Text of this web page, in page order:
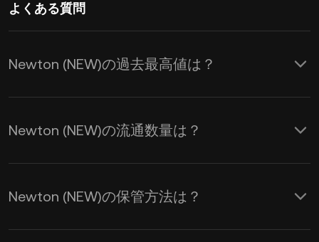
よくある質問
Newton (NEW)の過去最高値は？
Newton (NEW)の流通数量は？
Newton (NEW)の保管方法は？